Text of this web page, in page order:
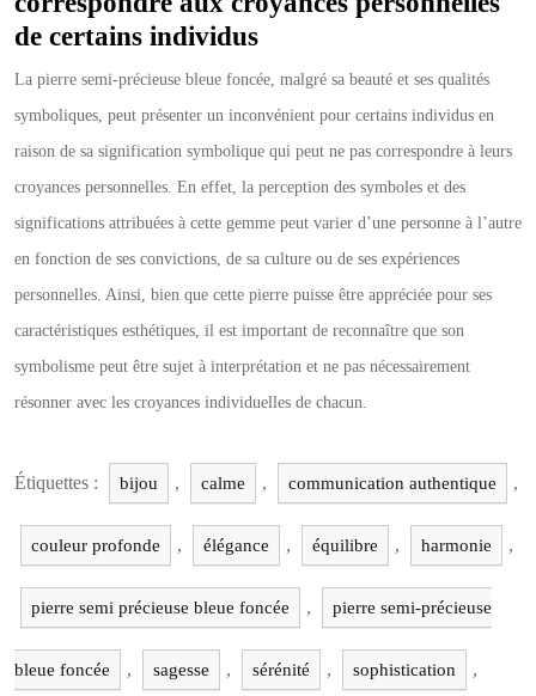
de certains individus
La pierre semi-précieuse bleue foncée, malgré sa beauté et ses qualités
symboliques, peut présenter un inconvénient pour certains individus en
raison de sa signification symbolique qui peut ne pas correspondre à leurs
croyances personnelles. En effet, la perception des symboles et des
significations attribuées à cette gemme peut varier d’une personne à l’autre
en fonction de ses convictions, de sa culture ou de ses expériences
personnelles. Ainsi, bien que cette pierre puisse être appréciée pour ses
caractéristiques esthétiques, il est important de reconnaître que son
symbolisme peut être sujet à interprétation et ne pas nécessairement
résonner avec les croyances individuelles de chacun.
Étiquettes : bijou , calme , communication authentique ,
couleur profonde , élégance , équilibre , harmonie ,
pierre semi précieuse bleue foncée , pierre semi-précieuse
bleue foncée , sagesse , sérénité , sophistication ,